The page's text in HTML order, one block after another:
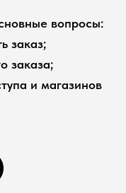
вопросы:
заказ;
заказа;
и магазинов